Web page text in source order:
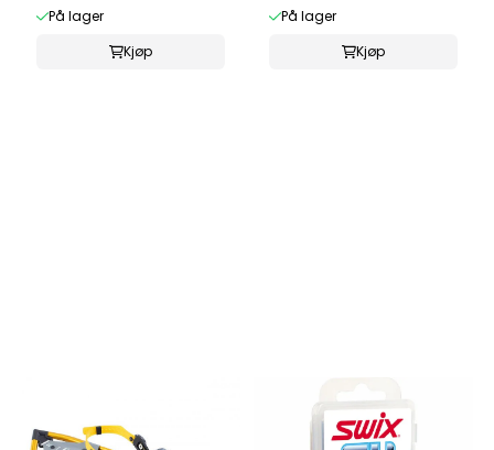
På lager
Kjøp
På lager
Kjøp